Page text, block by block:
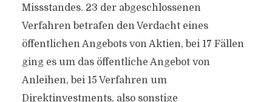
Missstandes. 23 der abgeschlossenen
Verfahren betrafen den Verdacht eines
öffentlichen Angebots von Aktien, bei 17 Fällen
ging es um das öffentliche Angebot von
Anleihen, bei 15 Verfahren um
Direktinvestments, also sonstige